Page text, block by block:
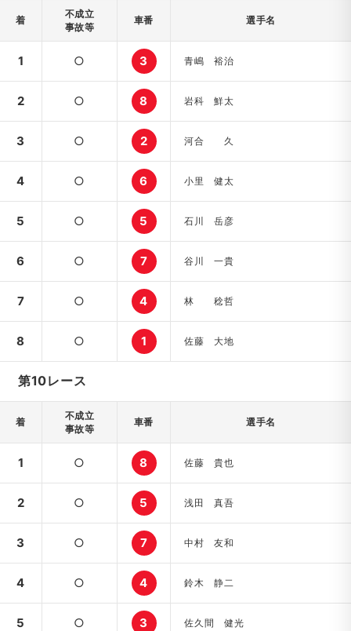
着
不成立
事故等
車番 選手名
1 ○ 3 青嶋 裕治
2 ○ 8 岩科 鮮太
3 ○ 2 河合 久
4 ○ 6 小里 健太
5 ○ 5 石川 岳彦
6 ○ 7 谷川 一貴
7 ○ 4 林 稔哲
8 ○ 1 佐藤 大地
第10レース
着
不成立
事故等
車番 選手名
1 ○ 8 佐藤 貴也
2 ○ 5 浅田 真吾
3 ○ 7 中村 友和
4 ○ 4 鈴木 静二
5 ○ 3 佐久間 健光